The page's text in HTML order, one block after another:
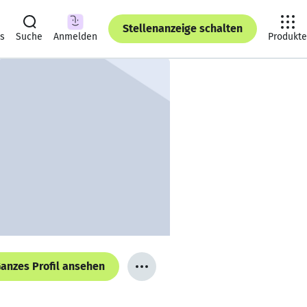
Suche Anmelden
Stellenanzeige schalten
Produkte
Profil ansehen